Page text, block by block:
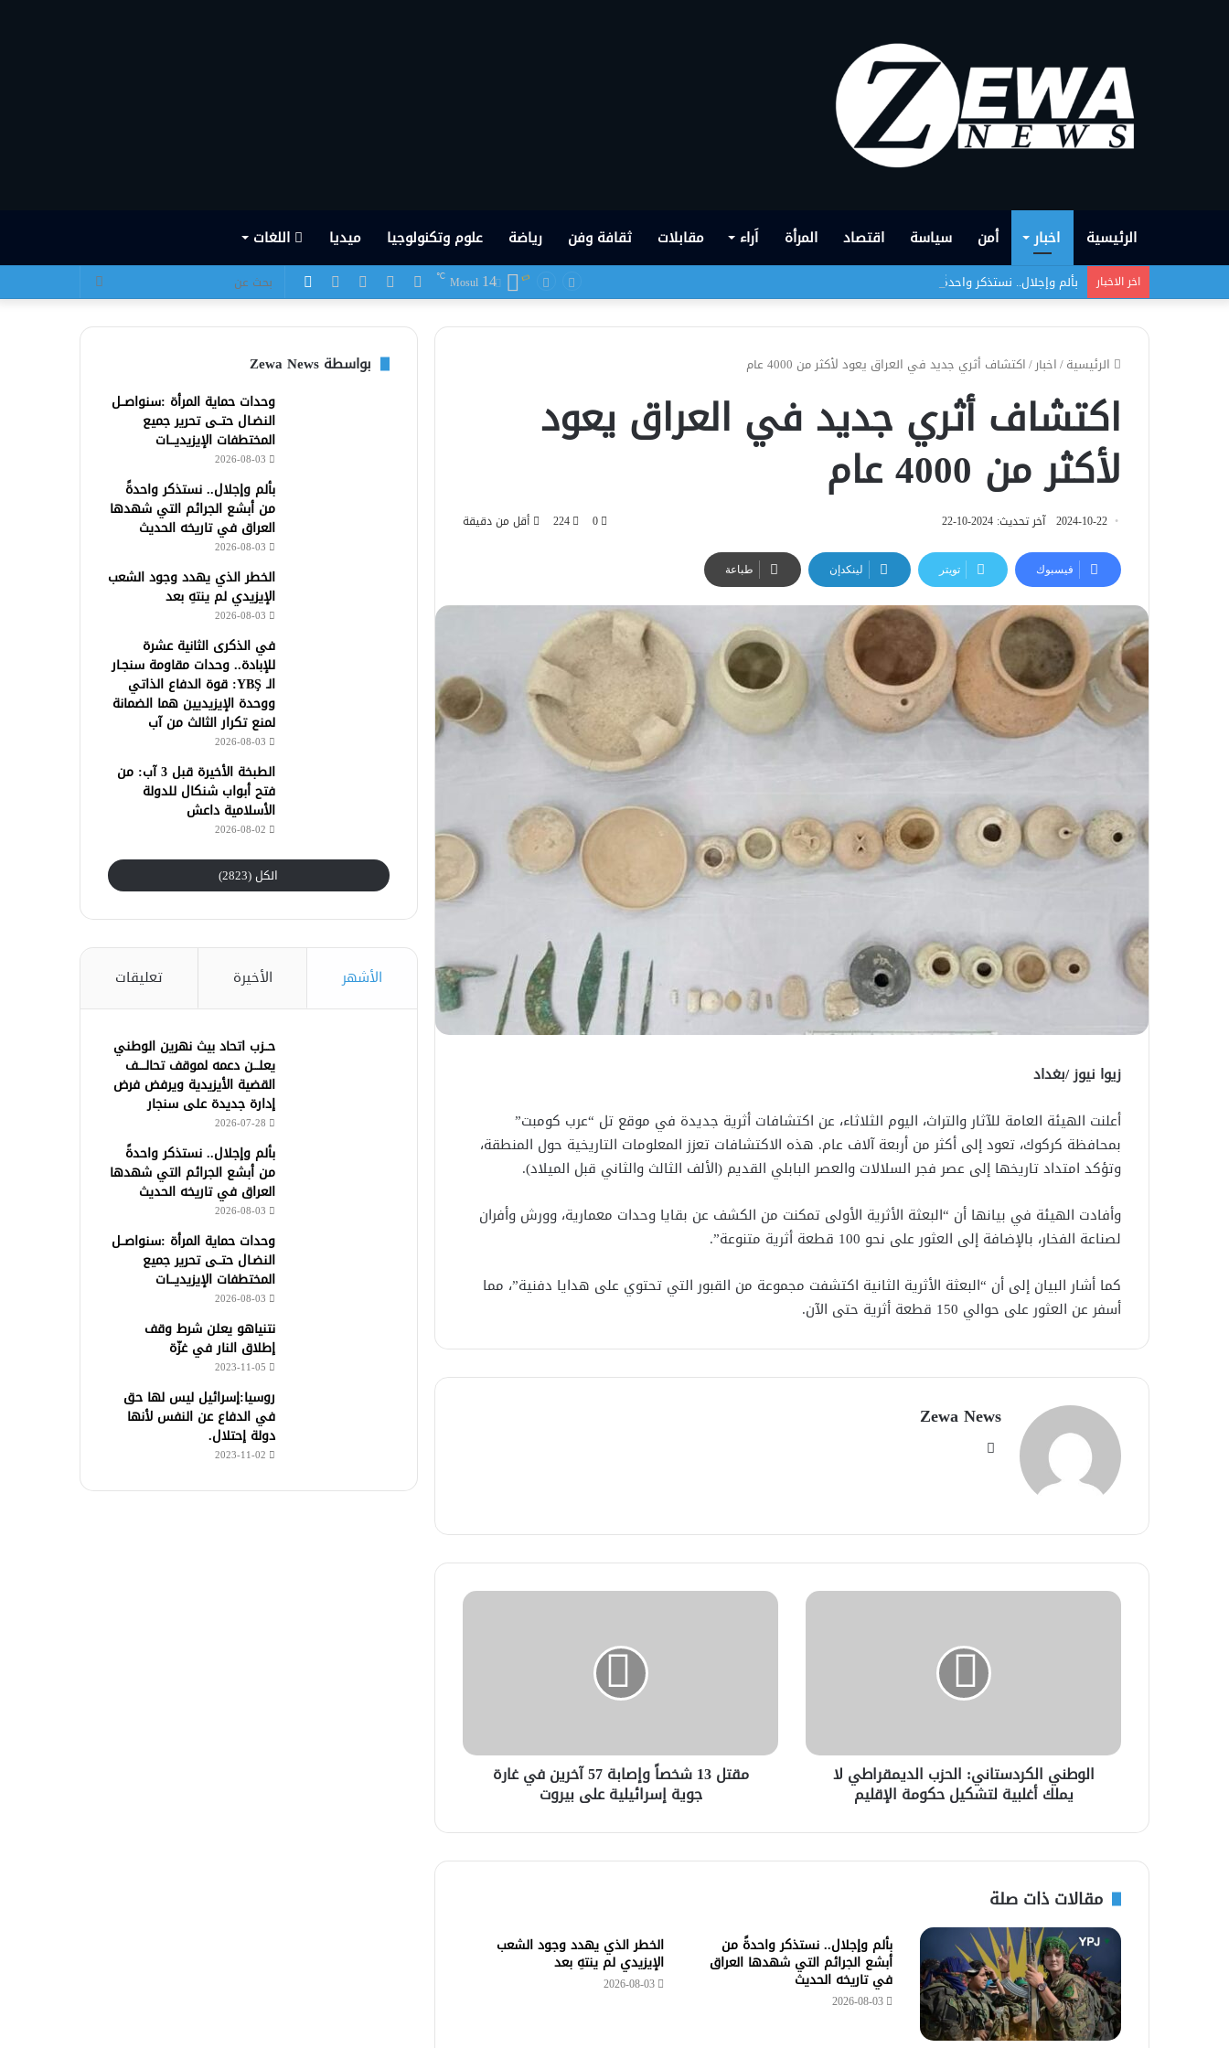
الرئيسية اخبار أمن سياسة اقتصاد المرأة اَراء مقابلات ثقافة وفن رياضة علوم وتكنولوجيا ميديا اللغات
اخر الاخبار بألم وإجلال.. نستذكر واحدةً من أبشع الجرائم التي شهدها العراق في تاريخه الحديث
الوضعانستقرام يوتيوب تويتر
فيسبوك Mosul 14
℃
الرئيسية/اخبار/اكتشاف أثري جديد في العراق يعود لأكثر من 4000 عام
اكتشاف أثري جديد في العراق يعود
لأكثر من 4000 عام
2024-10-22 آخر تحديث: 2024-10-22 0
224 أقل من دقيقة
فيسبوك تويتر لينكدإن طباعة
زيوا نيوز /بغداد
أعلنت الهيئة العامة للآثار والتراث، اليوم الثلاثاء، عن اكتشافات أثرية جديدة في موقع تل “عرب كومبت”
بمحافظة كركوك، تعود إلى أكثر من أربعة آلاف عام. هذه الاكتشافات تعزز المعلومات التاريخية حول المنطقة،
وتؤكد امتداد تاريخها إلى عصر فجر السلالات والعصر البابلي القديم (الألف الثالث والثاني قبل الميلاد).
وأفادت الهيئة في بيانها أن “البعثة الأثرية الأولى تمكنت من الكشف عن بقايا وحدات معمارية، وورش وأفران
لصناعة الفخار، بالإضافة إلى العثور على نحو 100 قطعة أثرية متنوعة”.
كما أشار البيان إلى أن “البعثة الأثرية الثانية اكتشفت مجموعة من القبور التي تحتوي على هدايا دفنية”، مما
أسفر عن العثور على حوالي 150 قطعة أثرية حتى الآن.
Zewa News
الوطني الكردستاني: الحزب الديمقراطي لا
يملك أغلبية لتشكيل حكومة الإقليم
مقتل 13 شخصاً وإصابة 57 آخرين في غارة
جوية إسرائيلية على بيروت
مقالات ذات صلة
بألم وإجلال.. نستذكر واحدةً من
أبشع الجرائم التي شهدها العراق
في تاريخه الحديث
2026-08-03
الخطر الذي يهدد وجود الشعب
الإيزيدي لم ينتهِ بعد
2026-08-03
بواسطة Zewa News
وحدات حماية المرأة :سنواصــل
النضـال حتــى تحرير جميع
المختطفات الإيزيديـــات
2026-08-03
بألم وإجلال.. نستذكر واحدةً
من أبشع الجرائم التي شهدها
العراق في تاريخه الحديث
2026-08-03
الخطر الذي يهدد وجود الشعب
الإيزيدي لم ينتهِ بعد
2026-08-03
في الذكرى الثانية عشرة
للإبادة.. وحدات مقاومة سنجـار
الـ YBŞ: قوة الدفاع الذاتي
ووحدة الإيزيديين هما الضمانة
لمنع تكرار الثالث من آب
2026-08-03
الطبخة الأخيرة قبل 3 آب: من
فتح أبواب شنكال للدولة
الأسلامية داعش
2026-08-02
الكل (2823)
الأشهر الأخيرة تعليقات
حــزب اتحاد بيث نهرين الوطني
يعلـــن دعمه لموقف تحالــــف
القضية الأيزيدية ويرفض فرض
إدارة جديدة على سنجار
2026-07-28
بألم وإجلال.. نستذكر واحدةً
من أبشع الجرائم التي شهدها
العراق في تاريخه الحديث
2026-08-03
وحدات حماية المرأة :سنواصــل
النضـال حتــى تحرير جميع
المختطفات الإيزيديـــات
2026-08-03
نتنياهو يعلن شرط وقف
إطلاق النار في غزّة
2023-11-05
روسيا:إسرائيل ليس لها حق
في الدفاع عن النفس لأنها
دولة إحتلال.
2023-11-02